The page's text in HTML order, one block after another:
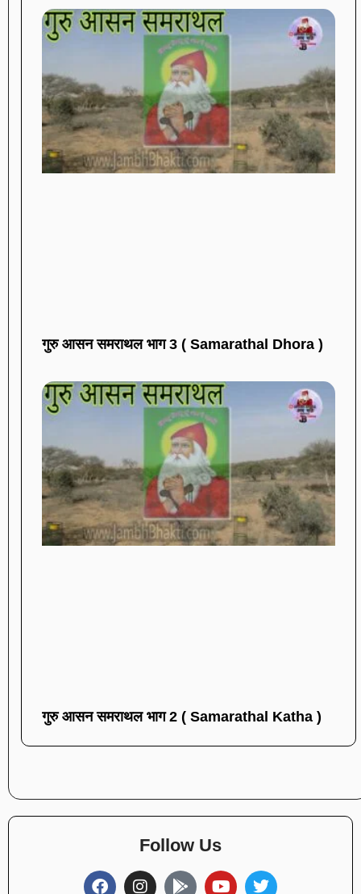
गुरु आसन समराथल भाग 3 ( Samarathal Dhora )
गुरु आसन समराथल भाग 2 ( Samarathal Katha )
Follow Us